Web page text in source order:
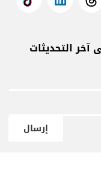
آخر التحديثات
إرسال